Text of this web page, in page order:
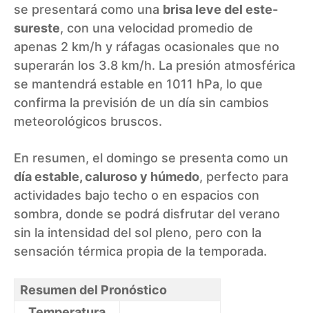
se presentará como una brisa leve del este-
sureste, con una velocidad promedio de
apenas 2 km/h y ráfagas ocasionales que no
superarán los 3.8 km/h. La presión atmosférica
se mantendrá estable en 1011 hPa, lo que
confirma la previsión de un día sin cambios
meteorológicos bruscos.
En resumen, el domingo se presenta como un
día estable, caluroso y húmedo, perfecto para
actividades bajo techo o en espacios con
sombra, donde se podrá disfrutar del verano
sin la intensidad del sol pleno, pero con la
sensación térmica propia de la temporada.
Resumen del Pronóstico